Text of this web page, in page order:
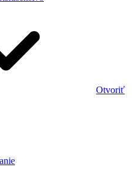
Otvoriť